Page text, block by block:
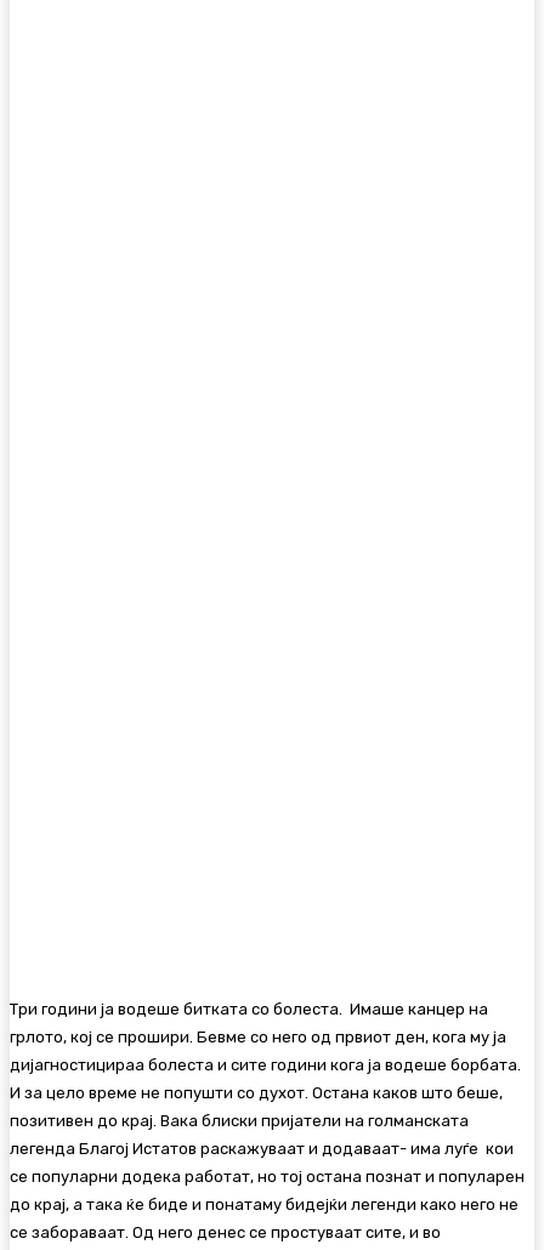
Три години ја водеше битката со болеста. Имаше канцер на
грлото, кој се прошири. Бевме со него од првиот ден, кога му ја
дијагностицираа болеста и сите години кога ја водеше борбата.
И за цело време не попушти со духот. Остана каков што беше,
позитивен до крај. Вака блиски пријатели на голманската
легенда Благој Истатов раскажуваат и додаваат- има луѓе кои
се популарни додека работат, но тој остана познат и популарен
до крај, а така ќе биде и понатаму бидејќи легенди како него не
се забораваат. Од него денес се простуваат сите, и во